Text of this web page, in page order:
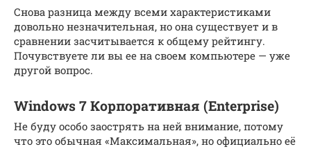
Снова разница между всеми характеристиками
довольно незначительная, но она существует и в
сравнении засчитывается к общему рейтингу.
Почувствуете ли вы ее на своем компьютере — уже
другой вопрос.
Windows 7 Корпоративная (Enterprise)
Не буду особо заострять на ней внимание, потому
что это обычная «Максимальная», но официально её